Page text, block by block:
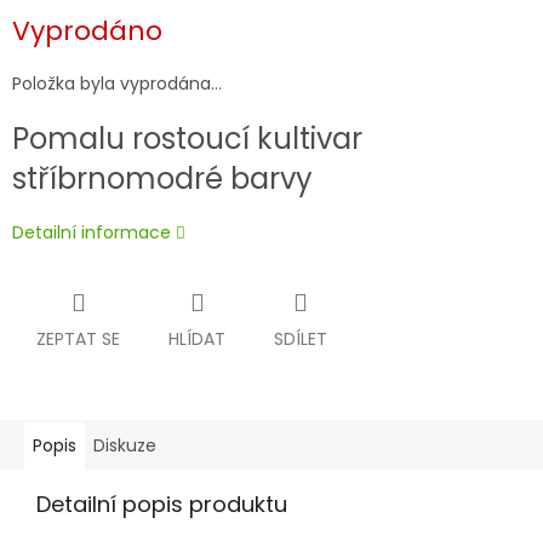
cena:
Vyprodáno
Položka byla vyprodána…
Pomalu rostoucí kultivar
stříbrnomodré barvy
Detailní informace
ZEPTAT SE HLÍDAT SDÍLET
Popis Diskuze
Detailní popis produktu